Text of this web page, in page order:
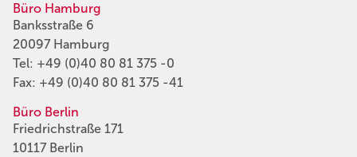
Büro Hamburg
Banksstraße 6
20097 Hamburg
Tel: +49 (0)40 80 81 375 -0
Fax: +49 (0)40 80 81 375 -41
Büro Berlin
Friedrichstraße 171
10117 Berlin